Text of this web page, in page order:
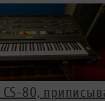
CS-80,